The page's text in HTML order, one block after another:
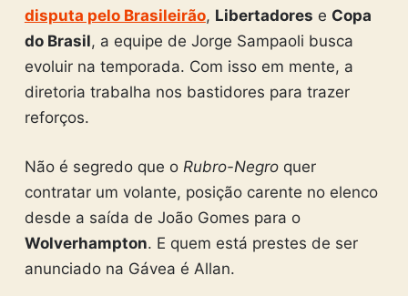
disputa pelo Brasileirão, Libertadores e Copa
do Brasil, a equipe de Jorge Sampaoli busca
evoluir na temporada. Com isso em mente, a
diretoria trabalha nos bastidores para trazer
reforços.
Não é segredo que o Rubro-Negroquer
contratar um volante, posição carente no elenco
desde a saída de João Gomes para o
Wolverhampton. E quem está prestes de ser
anunciado na Gávea é Allan.